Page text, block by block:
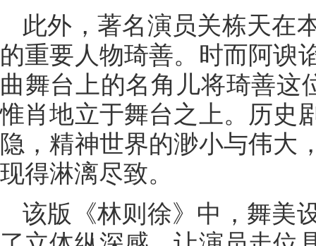
此外，著名演员关栋天在
的重要人物琦善。时而阿谀
曲舞台上的名角儿将琦善这
惟肖地立于舞台之上。历史
隐，精神世界的渺小与伟大
现得淋漓尽致。
该版《林则徐》中，舞美